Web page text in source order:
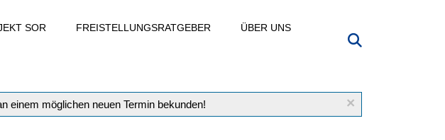
SOR FREISTELLUNGSRATGEBER ÜBER UNS
×
einem möglichen neuen Termin bekunden!